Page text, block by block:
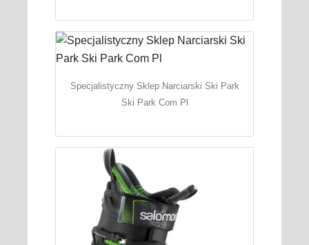
Specjalistyczny Sklep Narciarski Ski Park
Ski Park Com Pl